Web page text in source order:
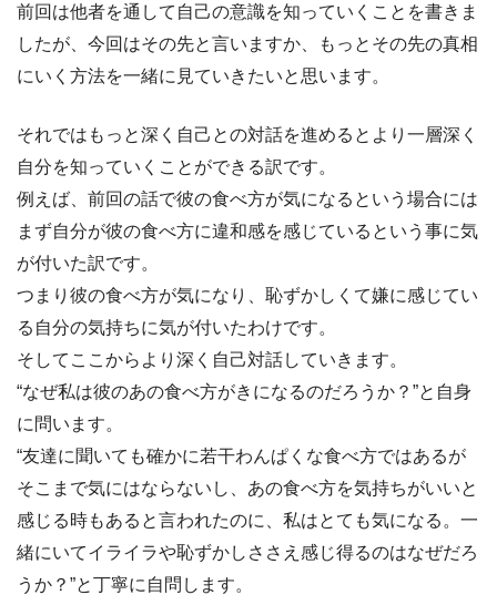
前回は他者を通して自己の意識を知っていくことを書きま
したが、今回はその先と言いますか、もっとその先の真相
にいく方法を一緒に見ていきたいと思います。
それではもっと深く自己との対話を進めるとより一層深く
自分を知っていくことができる訳です。
例えば、前回の話で彼の食べ方が気になるという場合には
まず自分が彼の食べ方に違和感を感じているという事に気
が付いた訳です。
つまり彼の食べ方が気になり、恥ずかしくて嫌に感じてい
る自分の気持ちに気が付いたわけです。
そしてここからより深く自己対話していきます。
“なぜ私は彼のあの食べ方がきになるのだろうか？”と自身
に問います。
“友達に聞いても確かに若干わんぱくな食べ方ではあるが
そこまで気にはならないし、あの食べ方を気持ちがいいと
感じる時もあると言われたのに、私はとても気になる。一
緒にいてイライラや恥ずかしささえ感じ得るのはなぜだろ
うか？”と丁寧に自問します。